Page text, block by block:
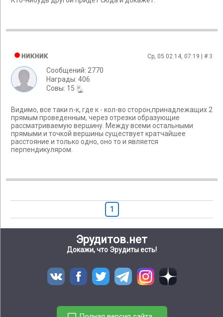
никник Ср, 05.02.14, 07:19 | # 3
Сообщений: 2770
Награды: 406
Cовы: 15
Видимо, все таки n-к, где к - кол-во сторон,принадлежащих 2
прямым проведенным, через отрезки образующие
рассматриваемую вершину. Между всеми остальными
прямыми и точкой вершины существует кратчайшее
расстояние и только одно, оно то и является
перпендикуляром.
1
Эрудитов.нет
Докажи, что Эрудиты есть!